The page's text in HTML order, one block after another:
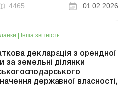
землю (земельний податок та/
плата за земельні ділянки
4465 01.02.2026
| Інша звітність
декларація з орендної
за земельні ділянки
державної власності,